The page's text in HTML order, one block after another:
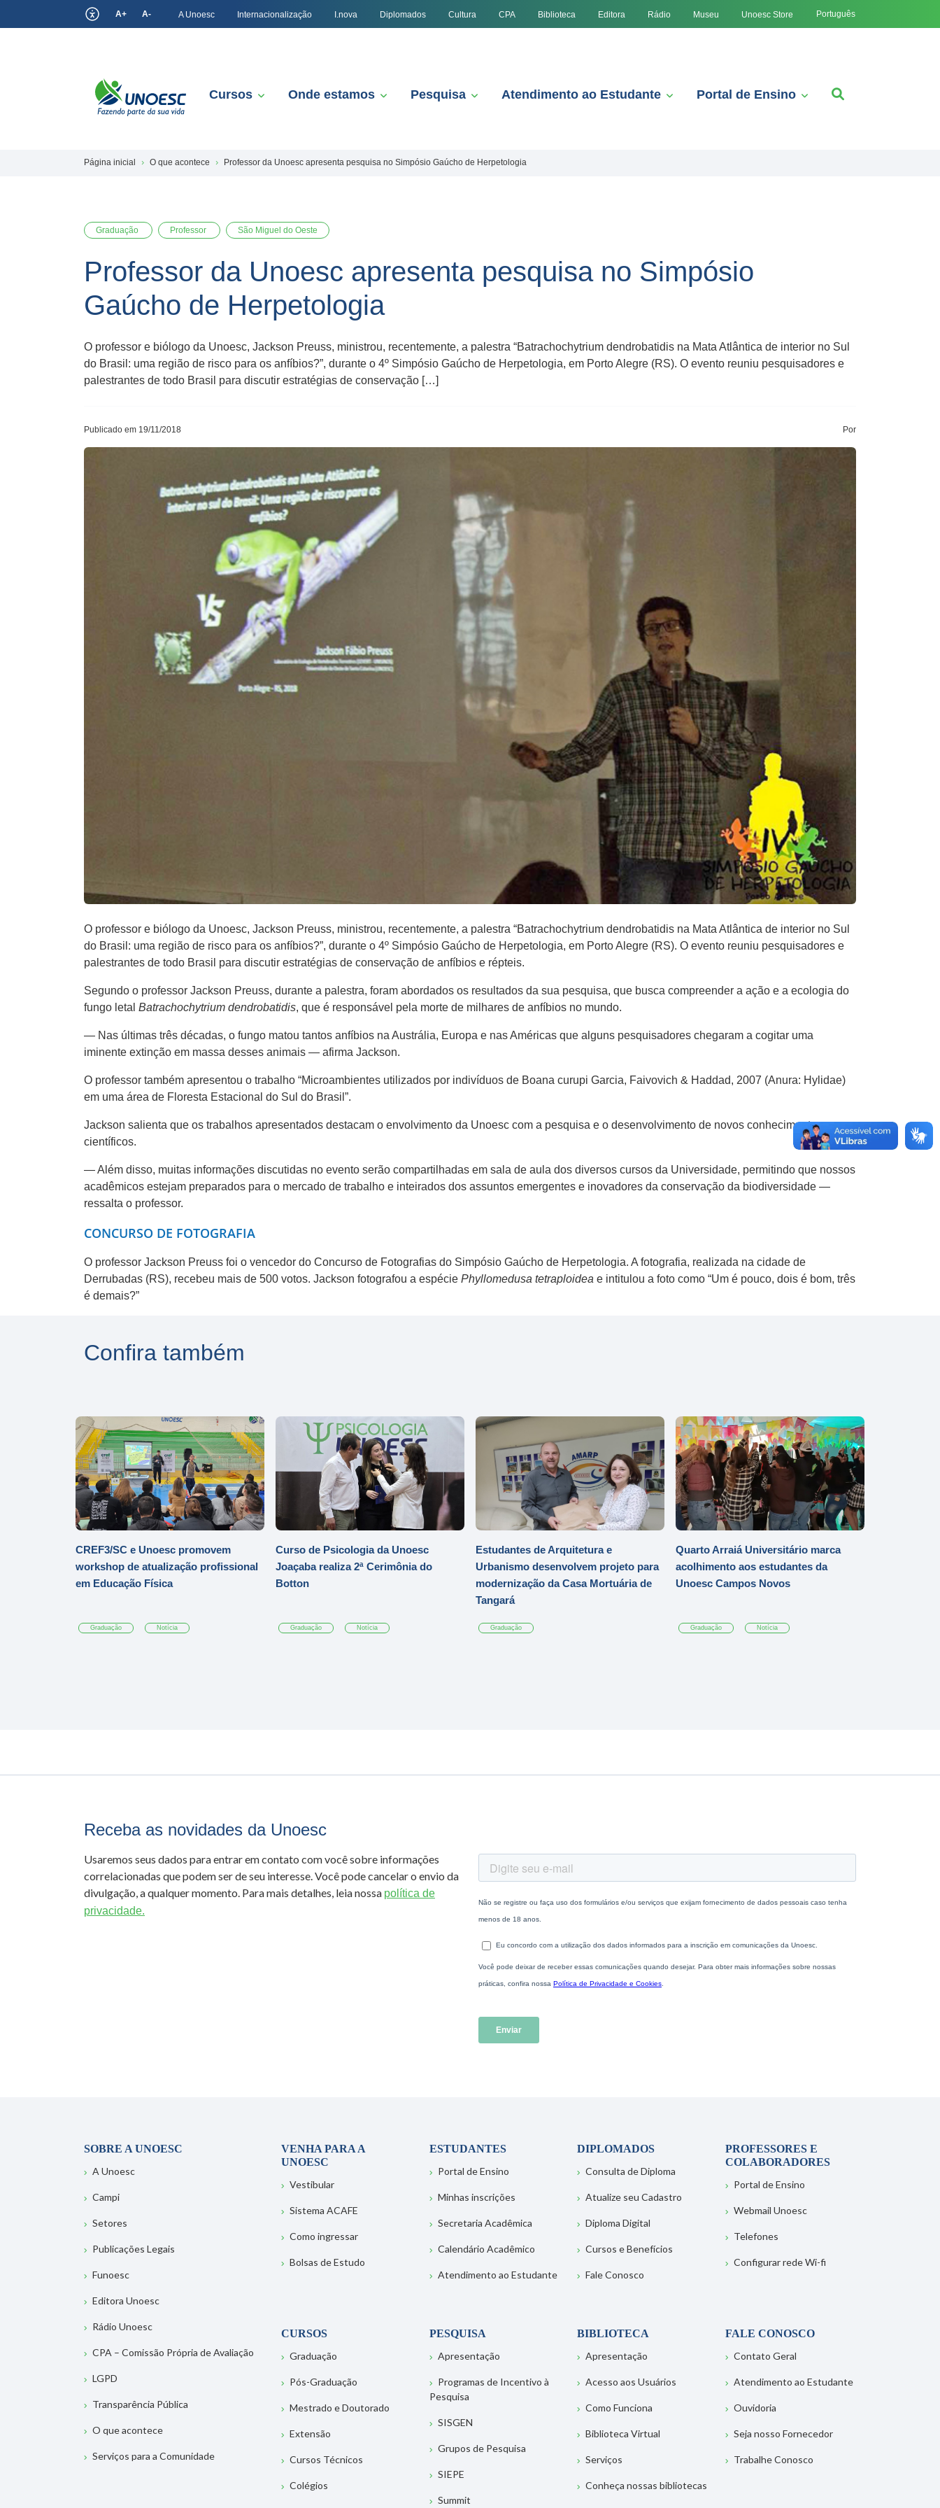
A+ A- A Unoesc Internacionalização I.nova Diplomados Cultura CPA Biblioteca Editora Rádio Museu Unoesc Store Português
Cursos Onde estamos Pesquisa Atendimento ao Estudante Portal de Ensino
Página inicial O que acontece Professor da Unoesc apresenta pesquisa no Simpósio Gaúcho de Herpetologia
Graduação Professor São Miguel do Oeste
Professor da Unoesc apresenta pesquisa no Simpósio
Gaúcho de Herpetologia
O professor e biólogo da Unoesc, Jackson Preuss, ministrou, recentemente, a palestra “Batrachochytrium dendrobatidis na Mata Atlântica de interior no Sul
do Brasil: uma região de risco para os anfíbios?”, durante o 4º Simpósio Gaúcho de Herpetologia, em Porto Alegre (RS). O evento reuniu pesquisadores e
palestrantes de todo Brasil para discutir estratégias de conservação […]
Publicado em 19/11/2018 Por
O professor e biólogo da Unoesc, Jackson Preuss, ministrou, recentemente, a palestra “Batrachochytrium dendrobatidis na Mata Atlântica de interior no Sul
do Brasil: uma região de risco para os anfíbios?”, durante o 4º Simpósio Gaúcho de Herpetologia, em Porto Alegre (RS). O evento reuniu pesquisadores e
palestrantes de todo Brasil para discutir estratégias de conservação de anfíbios e répteis.
Segundo o professor Jackson Preuss, durante a palestra, foram abordados os resultados da sua pesquisa, que busca compreender a ação e a ecologia do
fungo letal Batrachochytrium dendrobatidis, que é responsável pela morte de milhares de anfíbios no mundo.
— Nas últimas três décadas, o fungo matou tantos anfíbios na Austrália, Europa e nas Américas que alguns pesquisadores chegaram a cogitar uma
iminente extinção em massa desses animais — afirma Jackson.
O professor também apresentou o trabalho “Microambientes utilizados por indivíduos de Boana curupi Garcia, Faivovich & Haddad, 2007 (Anura: Hylidae)
em uma área de Floresta Estacional do Sul do Brasil”.
Jackson salienta que os trabalhos apresentados destacam o envolvimento da Unoesc com a pesquisa e o desenvolvimento de novos conhecimentos
científicos.
— Além disso, muitas informações discutidas no evento serão compartilhadas em sala de aula dos diversos cursos da Universidade, permitindo que nossos
acadêmicos estejam preparados para o mercado de trabalho e inteirados dos assuntos emergentes e inovadores da conservação da biodiversidade —
ressalta o professor.
CONCURSO DE FOTOGRAFIA
O professor Jackson Preuss foi o vencedor do Concurso de Fotografias do Simpósio Gaúcho de Herpetologia. A fotografia, realizada na cidade de
Derrubadas (RS), recebeu mais de 500 votos. Jackson fotografou a espécie Phyllomedusa tetraploidea e intitulou a foto como “Um é pouco, dois é bom, três
é demais?”
Confira também
CREF3/SC e Unoesc promovem
workshop de atualização profissional
em Educação Física
Graduação Notícia
Curso de Psicologia da Unoesc
Joaçaba realiza 2ª Cerimônia do
Botton
Graduação Notícia
Estudantes de Arquitetura e
Urbanismo desenvolvem projeto para
modernização da Casa Mortuária de
Tangará
Graduação
Quarto Arraiá Universitário marca
acolhimento aos estudantes da
Unoesc Campos Novos
Graduação Notícia
Receba as novidades da Unoesc
Usaremos seus dados para entrar em contato com você sobre informações
correlacionadas que podem ser de seu interesse. Você pode cancelar o envio da
divulgação, a qualquer momento. Para mais detalhes, leia nossa política de
privacidade.
SOBRE A UNOESC
A Unoesc
Campi
Setores
Publicações Legais
Funoesc
Editora Unoesc
Rádio Unoesc
CPA – Comissão Própria de Avaliação
LGPD
Transparência Pública
O que acontece
Serviços para a Comunidade
VENHA PARA A
UNOESC
Vestibular
Sistema ACAFE
Como ingressar
Bolsas de Estudo
ESTUDANTES
Portal de Ensino
Minhas inscrições
Secretaria Acadêmica
Calendário Acadêmico
Atendimento ao Estudante
DIPLOMADOS
Consulta de Diploma
Atualize seu Cadastro
Diploma Digital
Cursos e Benefícios
Fale Conosco
PROFESSORES E
COLABORADORES
Portal de Ensino
Webmail Unoesc
Telefones
Configurar rede Wi-fi
CURSOS
Graduação
Pós-Graduação
Mestrado e Doutorado
Extensão
Cursos Técnicos
Colégios
PESQUISA
Apresentação
Programas de Incentivo à
Pesquisa
SISGEN
Grupos de Pesquisa
SIEPE
Summit
BIBLIOTECA
Apresentação
Acesso aos Usuários
Como Funciona
Biblioteca Virtual
Serviços
Conheça nossas bibliotecas
FALE CONOSCO
Contato Geral
Atendimento ao Estudante
Ouvidoria
Seja nosso Fornecedor
Trabalhe Conosco